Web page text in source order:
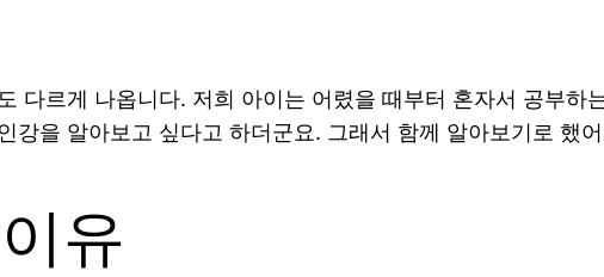
다르게 나옵니다. 저희 아이는 어렸을 때부터 혼자서 공부하
강을 알아보고 싶다고 하더군요. 그래서 함께 알아보기로 했
유